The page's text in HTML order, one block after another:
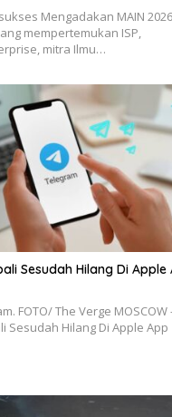
Mengadakan MAIN
mempertemukan ISP,
mitra Ilmu…
Sesudah Hilang Di Apple
FOTO/ The Verge MOSCOW
Sesudah Hilang Di Apple App